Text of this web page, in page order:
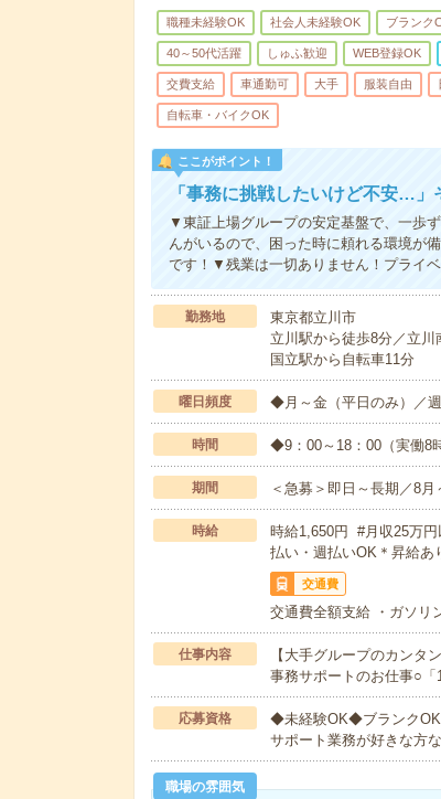
職種未経験OK 社会人未経験OK ブランク
40～50代活躍 しゅふ歓迎 WEB登録OK
交費支給 車通勤可 大手 服装自由
自転車・バイクOK
ここがポイント！
「事務に挑戦したいけど不安…
▼東証上場グループの安定基盤で、一歩
んがいるので、困った時に頼れる環境が
です！▼残業は一切ありません！プライ
勤務地
東京都立川市
立川駅から徒歩8分／立
国立駅から自転車11分
曜日頻度 ◆月～金（平日のみ）／
時間 ◆9：00～18：00（実働8
期間 ＜急募＞即日～長期／8
時給
時給1,650円 #月収25万
払い・週払いOK＊昇給あ
交通費
交通費全額支給 ・ガソリ
仕事内容
【大手グループのカンタ
事務サポートのお仕事○
応募資格
◆未経験OK◆ブランクOK
サポート業務が好きな方
職場の雰囲気